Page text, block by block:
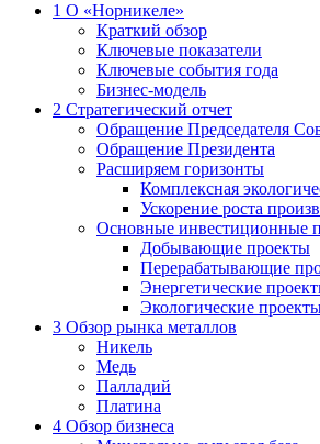
1 О «Норникеле»
Краткий обзор
Ключевые показатели
Ключевые события года
Бизнес-модель
2 Стратегический отчет
Обращение Председателя
Обращение Президента
Расширяем горизонты
Комплексная
Ускорение роста
Основные инвестиционные
Добывающие проекты
Перерабатывающие
Энергетические
Экологические
3 Обзор рынка металлов
Никель
Медь
Палладий
Платина
4 Обзор бизнеса